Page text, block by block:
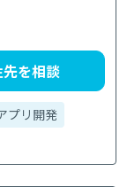
を相談
プリ開発